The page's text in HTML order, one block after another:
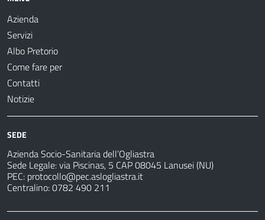
Azienda
Servizi
Albo Pretorio
Come fare per
Contatti
Notizie
SEDE
Azienda Socio-Sanitaria dell’Ogliastra
Sede Legale: via Piscinas, 5 CAP 08045 Lanusei (NU)
PEC: protocollo@pec.aslogliastra.it
Centralino: 0782 490 211